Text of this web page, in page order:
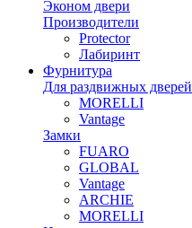
Эконом двери
Производители
Protector
Лабиринт
Фурнитура
Для раздвижных дверей
MORELLI
Vantage
Замки
FUARO
GLOBAL
Vantage
ARCHIE
MORELLI